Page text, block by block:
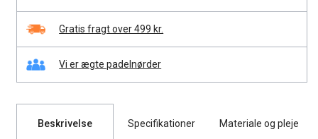
Gratis fragt over 499 kr.
Vi er ægte padelnørder
Beskrivelse Specifikationer Materiale og pleje